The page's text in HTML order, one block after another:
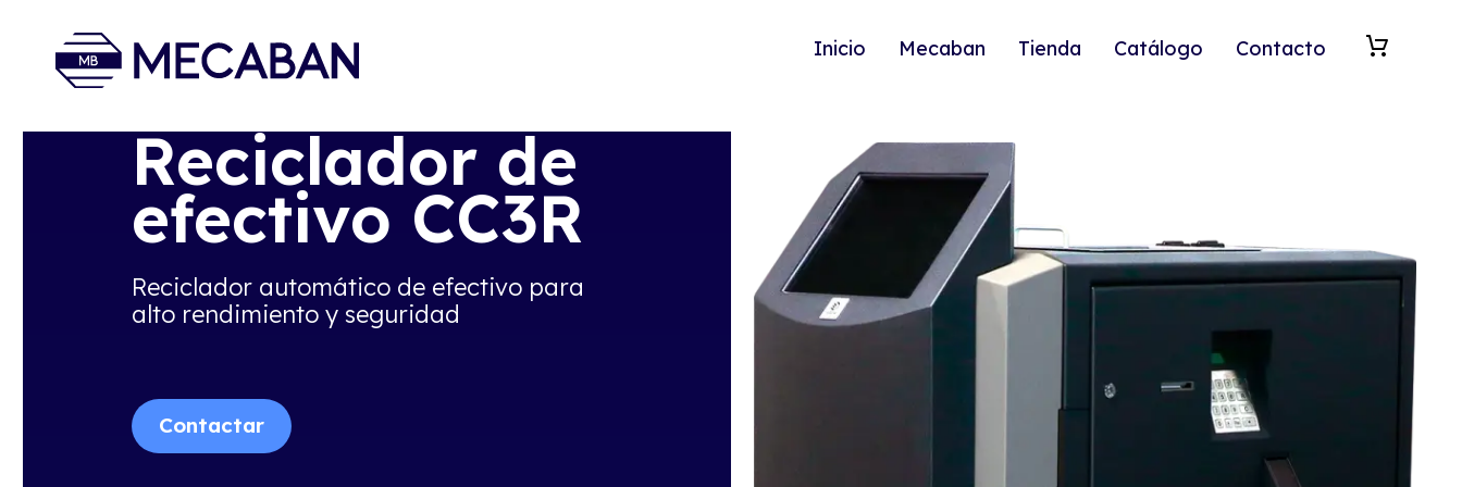
Inicio Mecaban Tienda Catálogo Contacto
Reciclador de
efectivo CC3R
Reciclador automático de efectivo para
alto rendimiento y seguridad
Contactar